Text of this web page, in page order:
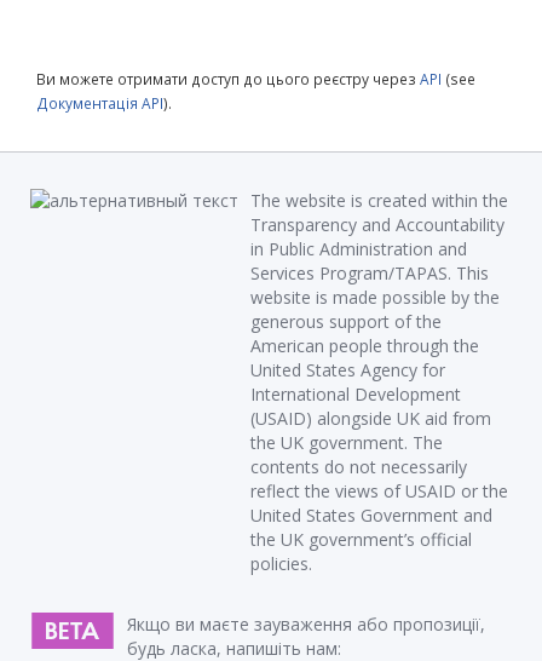
Ви можете отримати доступ до цього реєстру через API (see
Документація API).
The website is created within the
Transparency and Accountability
in Public Administration and
Services Program/TAPAS. This
website is made possible by the
generous support of the
American people through the
United States Agency for
International Development
(USAID) alongside UK aid from
the UK government. The
contents do not necessarily
reflect the views of USAID or the
United States Government and
the UK government’s official
policies.
Якщо ви маєте зауваження або пропозиції,
будь ласка, напишіть нам: